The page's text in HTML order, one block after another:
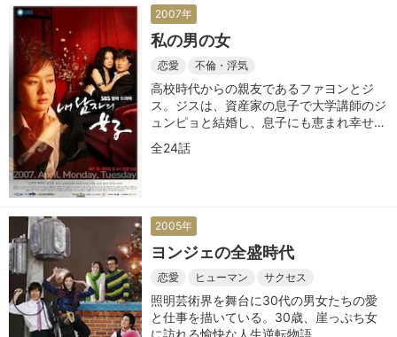
2007年
私の男の女
恋愛 不倫・浮気
高校時代からの親友であるファヨンとジ
ス。ジスは、資産家の息子で大学講師のジ
ュンピョと結婚し、息子にも恵まれ幸せに
暮らしていた。ファヨンは、アメリカで結
婚したが子供ができず夫が自殺し、ソウル
に陥ってしまう。
全24話
2005年
ヨンジェの全盛時代
恋愛 ヒューマン サクセス
照明芸術界を舞台に30代の男女たちの愛
と仕事を描いている。30歳、崖っぷち女
に訪れる愉快な人生逆転物語